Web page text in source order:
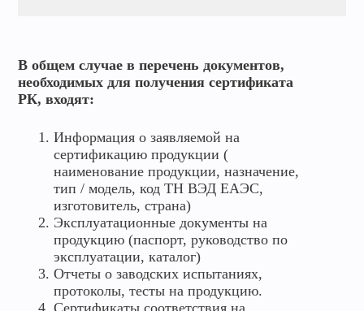
В общем случае в перечень документов,
необходимых для получения сертификата
РК, входят:
Информация о заявляемой на
сертификацию продукции (
наименование продукции, назначение,
тип / модель, код ТН ВЭД ЕАЭС,
изготовитель, страна)
Эксплуатационные документы на
продукцию (паспорт, руководство по
эксплуатации, каталог)
Отчеты о заводских испытаниях,
протоколы, тесты на продукцию.